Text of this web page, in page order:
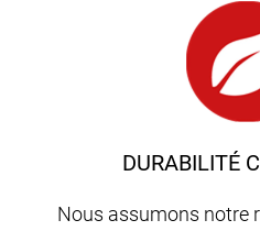
DURABILITÉ
Nous assumons notre